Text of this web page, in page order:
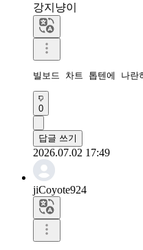
강지냥이
빌보드 차트 톱텐에 나
0
답글 쓰기
2026.07.02 17:49
jiCoyote924